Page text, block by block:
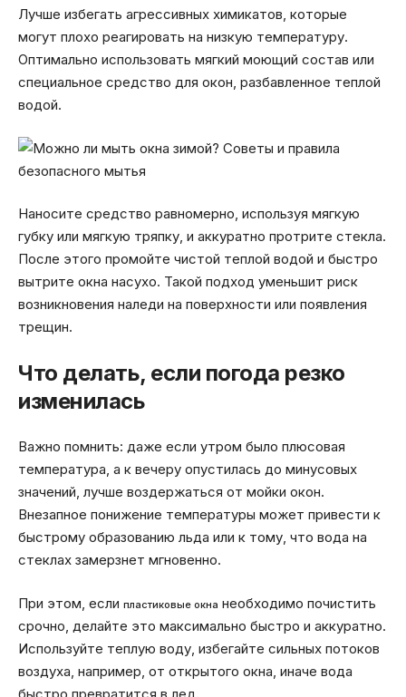
Лучше избегать агрессивных химикатов, которые
могут плохо реагировать на низкую температуру.
Оптимально использовать мягкий моющий состав или
специальное средство для окон, разбавленное теплой
водой.
Наносите средство равномерно, используя мягкую
губку или мягкую тряпку, и аккуратно протрите стекла.
После этого промойте чистой теплой водой и быстро
вытрите окна насухо. Такой подход уменьшит риск
возникновения наледи на поверхности или появления
трещин.
Что делать, если погода резко
изменилась
Важно помнить: даже если утром было плюсовая
температура, а к вечеру опустилась до минусовых
значений, лучше воздержаться от мойки окон.
Внезапное понижение температуры может привести к
быстрому образованию льда или к тому, что вода на
стеклах замерзнет мгновенно.
При этом, если пластиковые окна необходимо почистить
срочно, делайте это максимально быстро и аккуратно.
Используйте теплую воду, избегайте сильных потоков
воздуха, например, от открытого окна, иначе вода